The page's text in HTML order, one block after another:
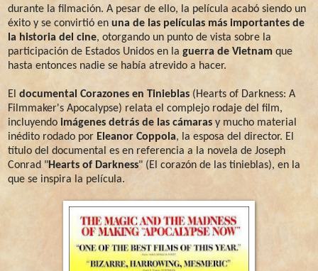
durante la filmación. A pesar de ello, la película acabó siendo un
éxito y se convirtió en una de las películas más importantes de
la historia del cine, otorgando un punto de vista sobre la
participación de Estados Unidos en la guerra de Vietnam que
hasta entonces nadie se había atrevido a hacer.
El documental Corazones en Tinieblas (Hearts of Darkness: A
Filmmaker's Apocalypse) relata el complejo rodaje del film,
incluyendo imágenes detrás de las cámaras y mucho material
inédito rodado por Eleanor Coppola, la esposa del director. El
título del documental es en referencia a la novela de Joseph
Conrad "Hearts of Darkness" (El corazón de las tinieblas), en la
que se inspira la película.